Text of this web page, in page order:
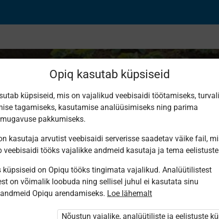
ole Opiqusse sisse logitud.
paketi „Erakasutaja 2024/25”
Opiq kasutab küpsiseid
küpsiseid, mis on vajalikud veebisaidi töötamiseks,
tagamiseks, kasutamise analüüsimiseks ning parima
pakkumiseks.
kasutaja arvutist veebisaidi serverisse saadetav väike fail,
veebisaidi tööks vajalikke andmeid kasutaja ja tema
küpsiseid on Opiqu tööks tingimata vajalikud. Analüütilistest
on võimalik loobuda ning sellisel juhul ei kasutata sinu
Opiqu arendamiseks. Loe lähemalt
Nõustun vajalike, analüütiliste ja eelistuste